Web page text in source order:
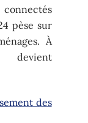
pèse sur
À
devient
des